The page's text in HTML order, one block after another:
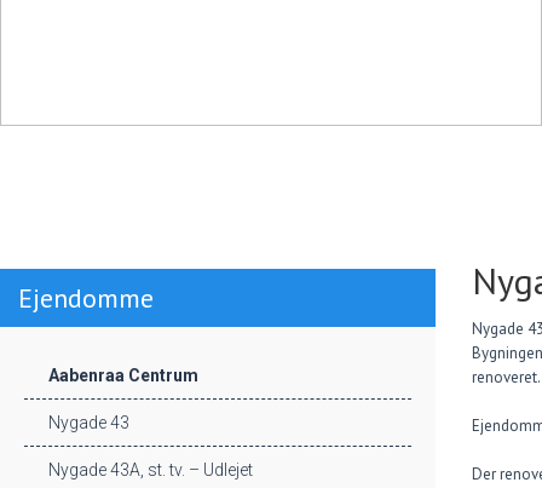
Nygade
renoveret.
Der
Ejendomme
Aabenraa Centrum
Nygade 43
Nygade 43A, st. tv. – Udlejet